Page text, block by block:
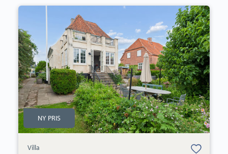
60,
2400
København
NV
NY PRIS
Villa
Bolig er gemt
under dine